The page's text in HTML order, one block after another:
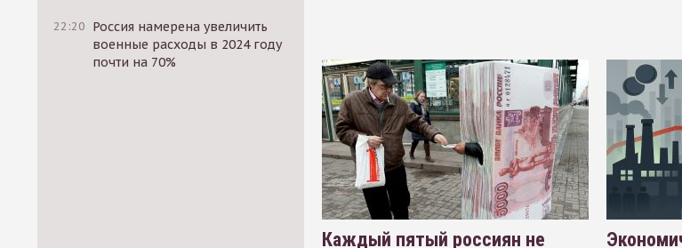
22:20 Россия намерена увеличить
военные расходы в 2024 году
почти на 70%
Каждый пятый россиян не